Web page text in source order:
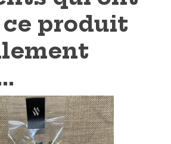
produit